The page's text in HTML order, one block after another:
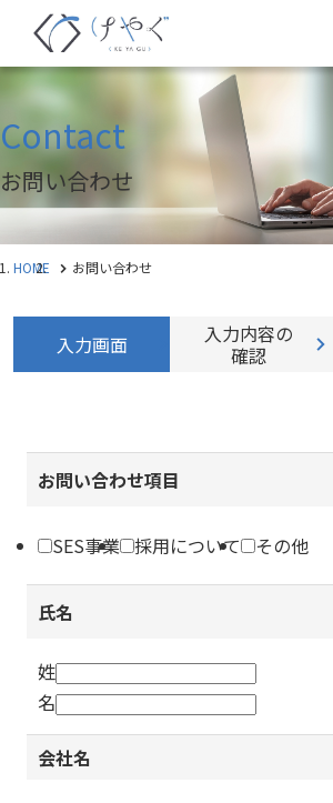
Contact
お問い合わせ
HOME お問い合わせ
入力画面
入力内容の
確認
お問い合わせ項目
SES事業 採用について その他
氏名
姓
名
会社名